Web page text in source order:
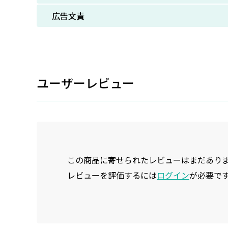
広告文責
ユーザーレビュー
この商品に寄せられたレビューはまだあり
レビューを評価するにはログインが必要です